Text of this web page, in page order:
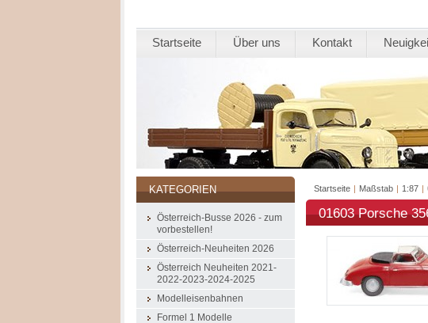
Startseite Über uns Kontakt
Startseite | Maßstab | 1:87 |
01603 Porsche
KATEGORIEN
Österreich-Busse 2026 - zum
vorbestellen!
Österreich-Neuheiten 2026
Österreich Neuheiten 2021-
2022-2023-2024-2025
Modelleisenbahnen
Formel 1 Modelle